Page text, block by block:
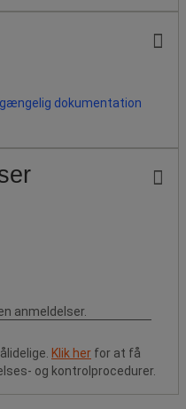
dokumentation
Klik her for at få
og kontrolprocedurer.